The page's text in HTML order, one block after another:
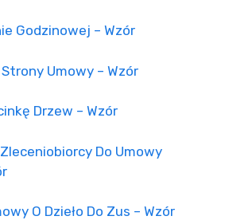
Godzinowej – Wzór
Umowy – Wzór
Drzew – Wzór
Do Umowy
O Dzieło Do Zus – Wzór